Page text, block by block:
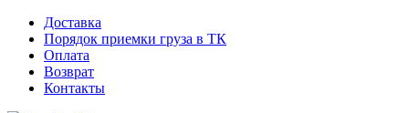
Доставка
Порядок приемки груза в ТК
Оплата
Возврат
Контакты